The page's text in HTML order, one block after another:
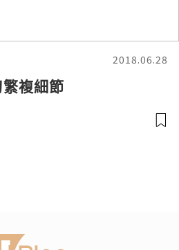
2018.06.28
複細節